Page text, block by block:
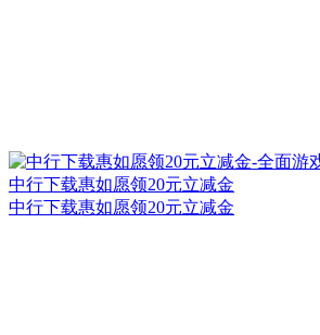
中行下载惠如愿领20元立减金
中行下载惠如愿领20元立减金